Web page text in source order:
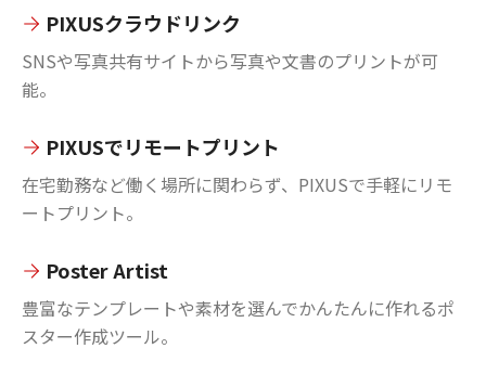
PIXUSクラウドリンク
SNSや写真共有サイトから写真や文書のプリントが可
能。
PIXUSでリモートプリント
在宅勤務など働く場所に関わらず、PIXUSで手軽にリモ
ートプリント。
Poster Artist
豊富なテンプレートや素材を選んでかんたんに作れるポ
スター作成ツール。